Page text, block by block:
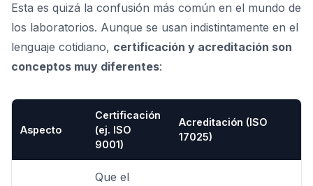
Esta es quizá la confusión más común en el mundo de
los laboratorios. Aunque se usan indistintamente en el
lenguaje cotidiano, certificación y acreditación son
conceptos muy diferentes:
Aspecto
Certificación
(ej. ISO
9001)
Acreditación (ISO
17025)
Que el